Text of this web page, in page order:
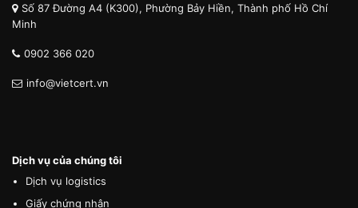
Số 87 Đường A4 (K300), Phường Bảy Hiền, Thành phố Hồ Chí
Minh
0902 366 020
info@vietcert.vn
Dịch vụ của chúng tôi
Dịch vụ logistics
Giấy chứng nhận